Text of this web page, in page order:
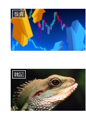
投資
雑記